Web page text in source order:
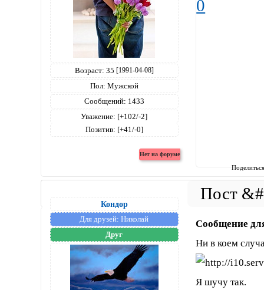
Возраст: 35 [1991-04-08]
Пол: Мужской
Сообщений: 1433
Уважение: [+102/-2]
Позитив: [+41/-0]
0
Кондор
Для друзей: Николай
Друг
Сообщение
Ни в коем
Я шучу так.